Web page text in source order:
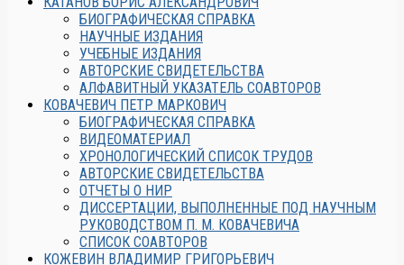
БИОГРАФИЧЕСКАЯ СПРАВКА
НАУЧНЫЕ ИЗДАНИЯ
УЧЕБНЫЕ ИЗДАНИЯ
АВТОРСКИЕ СВИДЕТЕЛЬСТВА
АЛФАВИТНЫЙ УКАЗАТЕЛЬ СОАВТОРОВ
КОВАЧЕВИЧ ПЕТР МАРКОВИЧ
БИОГРАФИЧЕСКАЯ СПРАВКА
ВИДЕОМАТЕРИАЛ
ХРОНОЛОГИЧЕСКИЙ СПИСОК ТРУДОВ
АВТОРСКИЕ СВИДЕТЕЛЬСТВА
ОТЧЕТЫ О НИР
ДИССЕРТАЦИИ, ВЫПОЛНЕННЫЕ ПОД НАУЧНЫМ
РУКОВОДСТВОМ П. М. КОВАЧЕВИЧА
СПИСОК СОАВТОРОВ
КОЖЕВИН ВЛАДИМИР ГРИГОРЬЕВИЧ